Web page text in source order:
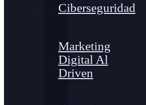
Ciberseguridad
Marketing
Digital Al
Driven